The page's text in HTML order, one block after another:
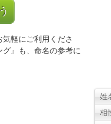
軽にご利用くださ
』も、命名の参考に
姓
相